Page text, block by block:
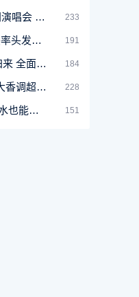
Tomorrow x Together 澳门演唱会 成为Dior首个团体品牌 233
发香喷雾推荐 22款高回头率头发香水推介 191
比利时歌手 Angele 小休归来 全面代言CHANEL香水 184
香水基础香调解析 了解6大香调超越花香与果香 228
迎战夏天 5 个让你无需香水也能散发自然香的小 151